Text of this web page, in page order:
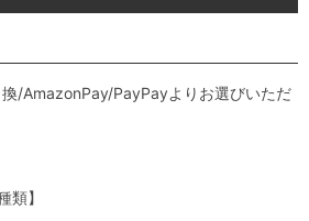
/AmazonPay/PayPayよりお選びいただ
類】